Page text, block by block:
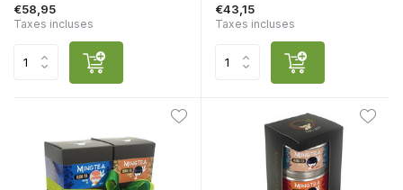
€58,95
Taxes incluses
€43,15
Taxes incluses